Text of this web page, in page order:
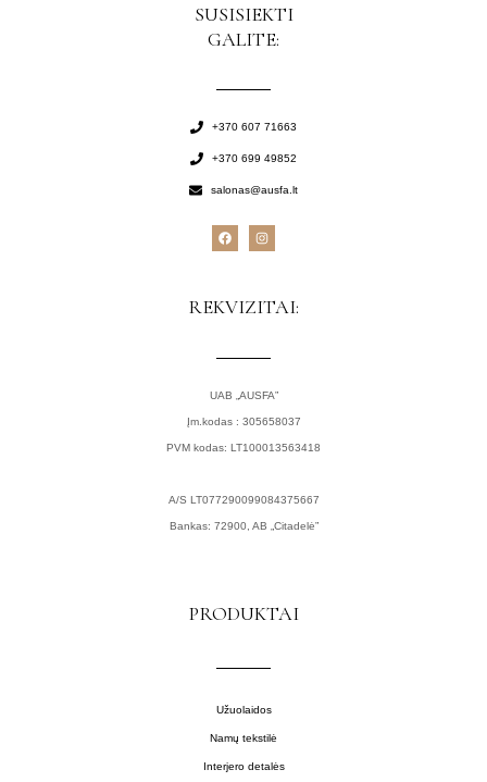
SUSISIEKTI
GALITE:
+370 607 71663
+370 699 49852
salonas@ausfa.lt
F
a
o
I
n
r
REKVIZITAI:
UAB „AUSFA”
Įm.kodas : 305658037
PVM kodas: LT100013563418
A/S LT077290099084375667
Bankas: 72900, AB „Citadelė”
PRODUKTAI
Užuolaidos
Namų tekstilė
Interjero detalės